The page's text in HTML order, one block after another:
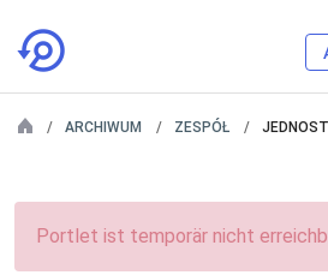
ARCHIWUM ZESPÓŁ
Portlet ist temporär nicht